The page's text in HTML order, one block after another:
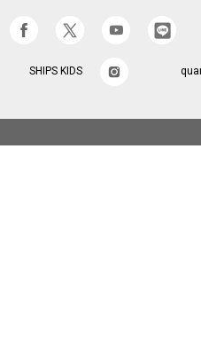
SHIPS KIDS